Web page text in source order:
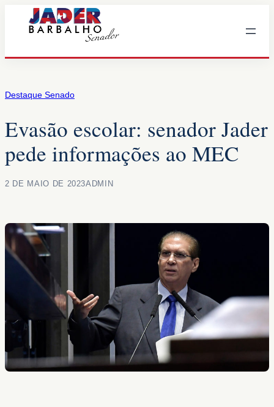
Destaque Senado
Evasão escolar: senador Jader
pede informações ao MEC
2 DE MAIO DE 2023ADMIN